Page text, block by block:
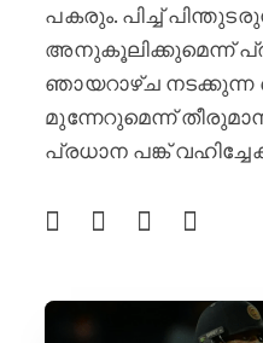
പകരും. പിച്ച്
അനുകൂലിക്കുമെന്ന്
ഞായറാഴ്ച
മുന്നേറുമെന്ന്
പ്രധാന പങ്ക്